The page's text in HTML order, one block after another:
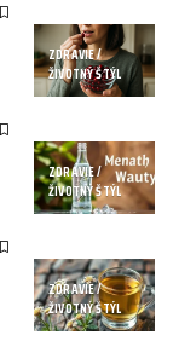
ZDRAVIE /
ŽIVOTNÝ ŠTÝL
ZDRAVIE /
ŽIVOTNÝ ŠTÝL
ZDRAVIE /
ŽIVOTNÝ ŠTÝL